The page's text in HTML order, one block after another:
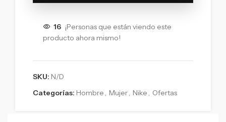
16 ¡Personas que están viendo este
producto ahora mismo!
SKU: N/D
Categorías: Hombre Mujer Nike Ofertas